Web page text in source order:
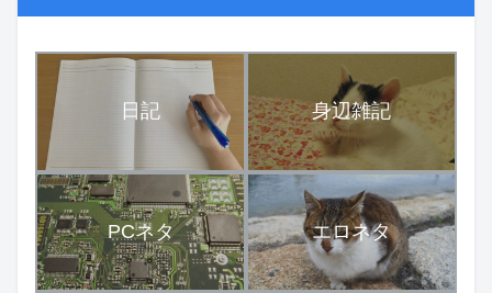
日記 身辺雑記
PCネタ エロネタ